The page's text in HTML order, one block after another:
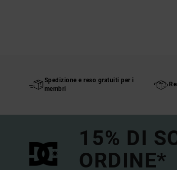
Spedizione e reso gratuiti per i
membri
15% DI
ORDINE*